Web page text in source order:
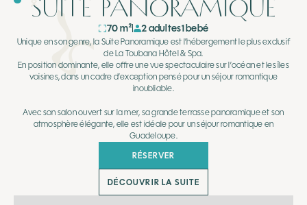
SUITE PANORAMIQUE
70 m² 2 adultes1 bebé
Unique en son genre, la Suite Panoramique est l’hébergement le plus exclusif
de La Toubana Hôtel & Spa.
En position dominante, elle offre une vue spectaculaire sur l’océan et les îles
voisines, dans un cadre d’exception pensé pour un séjour romantique
inoubliable.
Avec son salon ouvert sur la mer, sa grande terrasse panoramique et son
atmosphère élégante, elle est idéale pour un séjour romantique en
Guadeloupe.
RÉSERVER
DÉCOUVRIR LA SUITE